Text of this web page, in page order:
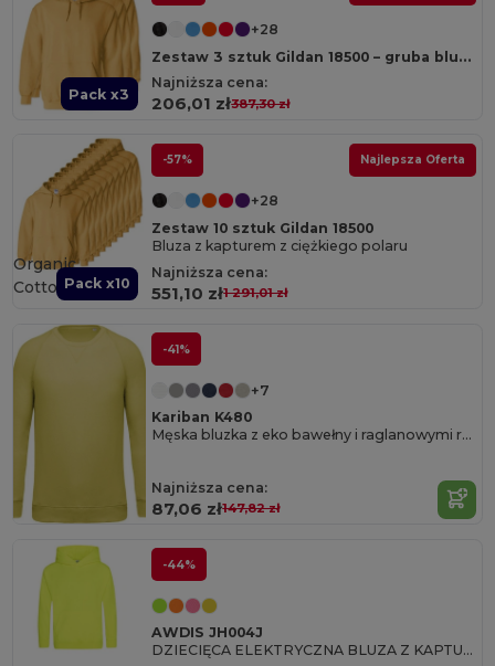
Pack x3
+28
Zestaw 3 sztuk Gildan 18500 – gruba bluza z kapturem z polaru (Heavy Blend)
Najniższa cena:
206,01 zł387,30 zł
Pack x10
-57% Najlepsza Oferta
+28
Zestaw 10 sztuk Gildan 18500
Bluza z kapturem z ciężkiego polaru
Najniższa cena:
551,10 zł1 291,01 zł
Organic
Cotton
-41%
+7
Kariban K480
Męska bluzka z eko bawełny i raglanowymi rękawkami
Najniższa cena:
87,06 zł147,82 zł
-44%
AWDIS JH004J
DZIECIĘCA ELEKTRYCZNA BLUZA Z KAPTUREM